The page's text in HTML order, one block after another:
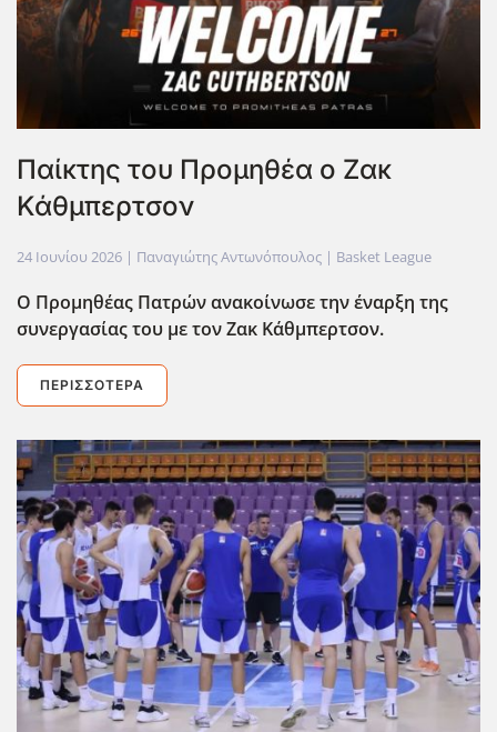
Παίκτης του Προμηθέα ο Ζακ
Κάθμπερτσον
24 Ιουνίου 2026 | Παναγιώτης Αντωνόπουλος | Basket League
Ο Προμηθέας Πατρών ανακοίνωσε την έναρξη της
συνεργασίας του με τον Ζακ Κάθμπερτσον.
ΠΕΡΙΣΣΌΤΕΡΑ